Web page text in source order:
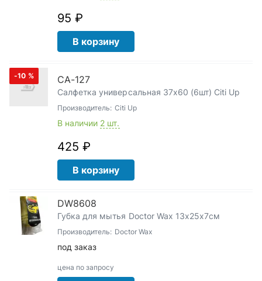
95 ₽
В корзину
-10 % СА-127
Салфетка универсальная 37x60 (6шт) Citi Up
Производитель: Citi Up
В наличии 2 шт.
425 ₽
В корзину
DW8608
Губка для мытья Doctor Wax 13х25х7см
Производитель: Doctor Wax
под заказ
цена по запросу